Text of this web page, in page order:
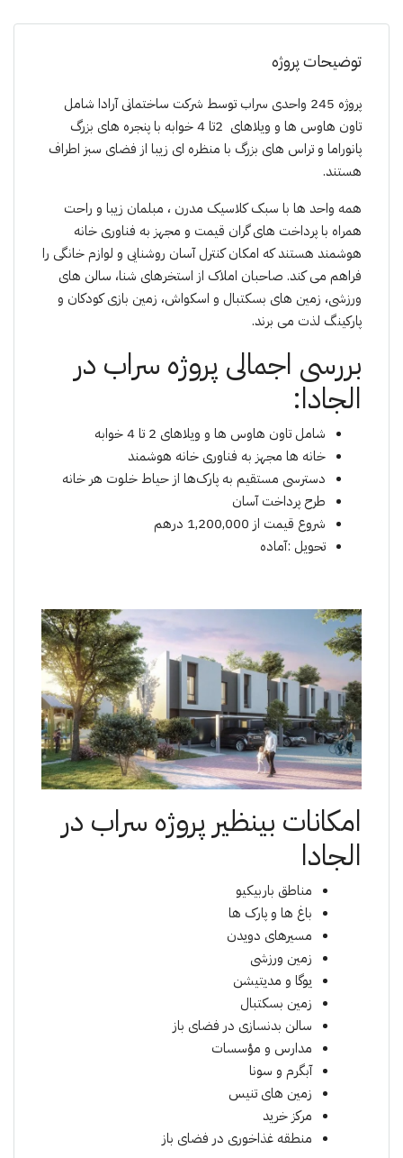
توضیحات پروژه
پروژە 245 واحدی سراب توسط شرکت ساختمانی آرادا شامل
تاون هاوس ها و ویلاهای 2تا 4 خوابە با پنجره های بزرگ
پانوراما و تراس های بزرگ با منظره ای زیبا از فضای سبز اطراف
هستند.
همە واحد ها با سبک کلاسیک مدرن ، مبلمان زیبا و راحت
همراه با پرداخت های گران قیمت و مجهز به فناوری خانه
هوشمند هستند که امکان کنترل آسان روشنایی و لوازم خانگی را
فراهم می کند. صاحبان املاک از استخرهای شنا، سالن های
ورزشی، زمین های بسکتبال و اسکواش، زمین بازی کودکان و
پارکینگ لذت می برند.
بررسی اجمالی پروژە سراب در
الجادا:
شامل تاون هاوس ها و ویلاهای 2 تا 4 خوابە
خانه ها مجهز به فناوری خانه هوشمند
دسترسی مستقیم به پارک‌ها از حیاط خلوت هر خانه
طرح پرداخت آسان
شروع قیمت از 1,200,000 درهم
تحویل :آمادە
امکانات بینظیر پروژە سراب در
الجادا
مناطق باربیکیو
باغ ها و پارک ها
مسیرهای دویدن
زمین ورزشی
یوگا و مدیتیشن
زمین بسکتبال
سالن بدنسازی در فضای باز
مدارس و مؤسسات
آبگرم و سونا
زمین های تنیس
مرکز خرید
منطقه غذاخوری در فضای باز